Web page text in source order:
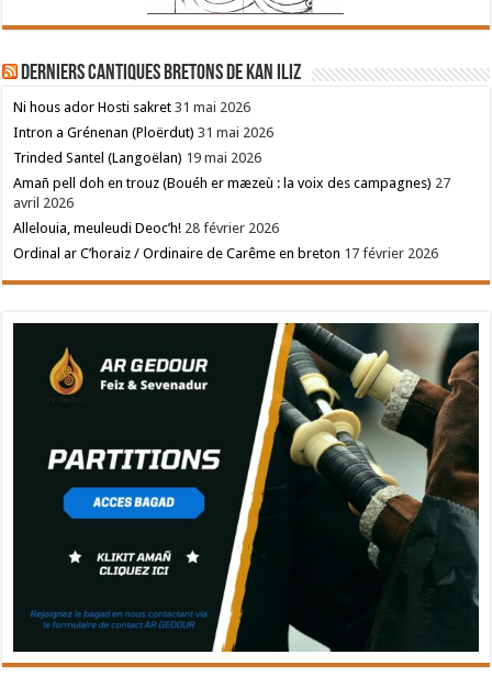
Derniers cantiques bretons de Kan Iliz
Ni hous ador Hosti sakret 31 mai 2026
Intron a Grénenan (Ploërdut) 31 mai 2026
Trinded Santel (Langoëlan) 19 mai 2026
Amañ pell doh en trouz (Bouéh er mæzeù : la voix des campagnes) 27
avril 2026
Allelouia, meuleudi Deoc’h! 28 février 2026
Ordinal ar C’horaiz / Ordinaire de Carême en breton 17 février 2026